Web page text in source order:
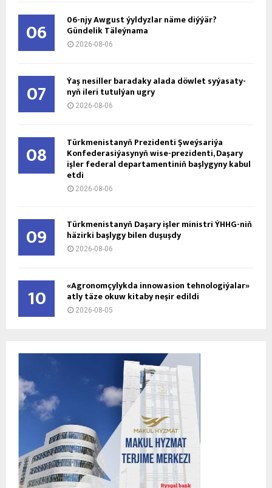
06 06-njy Awgust ýyldyzlar näme diýýär?
Gündelik Täleýnama
2026-08-06
07 Ýaş ne­sil­ler ba­ra­da­ky ala­da döw­let sy­ýa­sa­ty­
nyň ile­ri tu­tul­ýan ug­ry
2026-08-06
08 Türkmenistanyň Prezidenti Şweýsariýa
Konfederasiýasynyň wise-prezidenti, Daşary
işler federal departamentiniň başlygyny kabul
etdi
2026-08-06
09 Türkmenistanyň Daşary işler ministri ÝHHG-niň
häzirki başlygy bilen duşuşdy
2026-08-06
10 «Agronomçylykda innowasion tehnologiýalar»
atly täze okuw kitaby neşir edildi
2026-08-05